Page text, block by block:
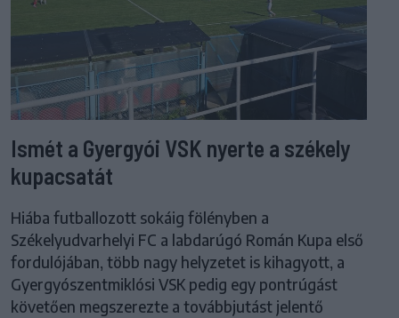
Ismét a Gyergyói VSK nyerte a székely
kupacsatát
Hiába futballozott sokáig fölényben a
Székelyudvarhelyi FC a labdarúgó Román Kupa első
fordulójában, több nagy helyzetet is kihagyott, a
Gyergyószentmiklósi VSK pedig egy pontrúgást
követően megszerezte a továbbjutást jelentő